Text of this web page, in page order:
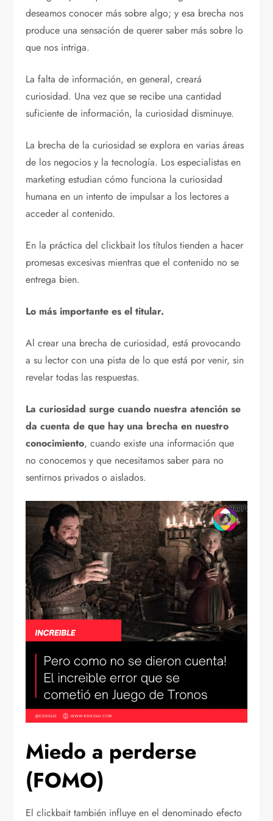
deseamos conocer más sobre algo; y esa brecha nos
produce una sensación de querer saber más sobre lo
que nos intriga.
La falta de información, en general, creará
curiosidad. Una vez que se recibe una cantidad
suficiente de información, la curiosidad disminuye.
La brecha de la curiosidad se explora en varias áreas
de los negocios y la tecnología. Los especialistas en
marketing estudian cómo funciona la curiosidad
humana en un intento de impulsar a los lectores a
acceder al contenido.
En la práctica del clickbait los títulos tienden a hacer
promesas excesivas mientras que el contenido no se
entrega bien.
Lo más importante es el titular.
Al crear una brecha de curiosidad, está provocando
a su lector con una pista de lo que está por venir, sin
revelar todas las respuestas.
La curiosidad surge cuando nuestra atención se
da cuenta de que hay una brecha en nuestro
conocimiento, cuando existe una información que
no conocemos y que necesitamos saber para no
sentirnos privados o aislados.
Miedo a perderse
(FOMO)
El clickbait también influye en el denominado efecto